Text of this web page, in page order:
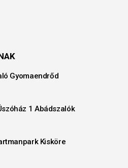
Gyomaendrőd
1 Abádszalók
Kisköre